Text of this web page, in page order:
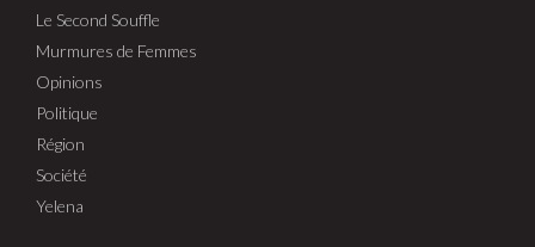
Le Second Souffle
Murmures de Femmes
Opinions
Politique
Région
Société
Yelena